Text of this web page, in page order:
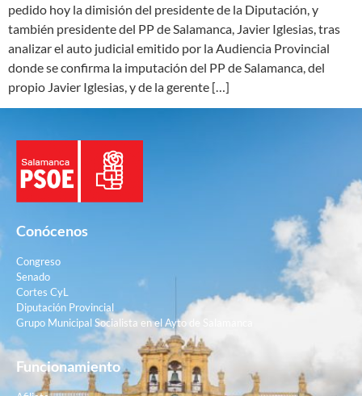
pedido hoy la dimisión del presidente de la Diputación, y
también presidente del PP de Salamanca, Javier Iglesias, tras
analizar el auto judicial emitido por la Audiencia Provincial
donde se confirma la imputación del PP de Salamanca, del
propio Javier Iglesias, y de la gerente […]
Conócenos
Congreso
Senado
Cortes CyL
Diputación Provincial
Grupo Municipal Socialista en el Ayto de Salamanca
Funcionamiento